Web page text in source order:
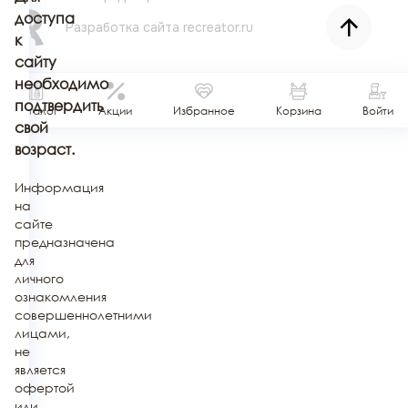
Разработка сайта recreator.ru
Каталог Акции Избранное Корзина Войти
доступа
к
сайту
необходимо
подтвердить
свой
возраст.
Информация
на
сайте
предназначена
для
личного
ознакомления
совершеннолетними
лицами,
не
является
офертой